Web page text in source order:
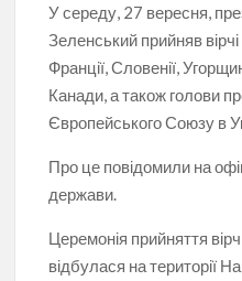
У середу, 27 вересня,
Зеленський прийняв
Франції, Словенії,
Канади, а також голови
Європейського Союзу в
Про це повідомили на
держави.
Церемонія прийняття
відбулася на території